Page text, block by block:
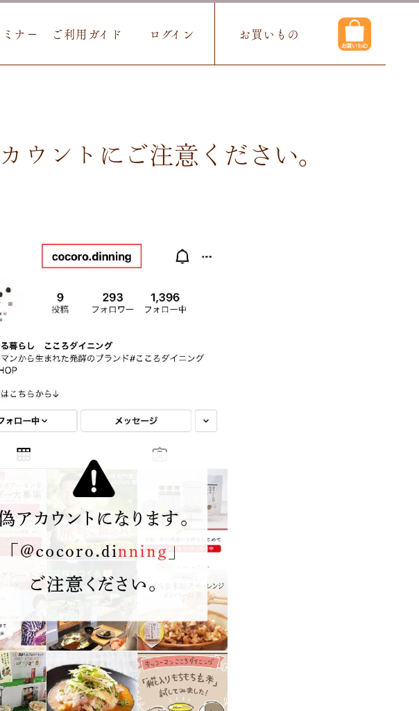
ナー ご利用ガイド ログイン お買いもの
ウントにご注意ください。